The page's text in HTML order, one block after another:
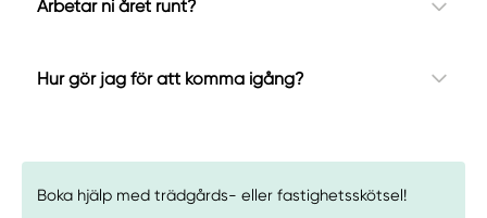
Arbetar ni året runt?
Hur gör jag för att komma igång?
Boka hjälp med trädgårds- eller fastighetsskötsel!